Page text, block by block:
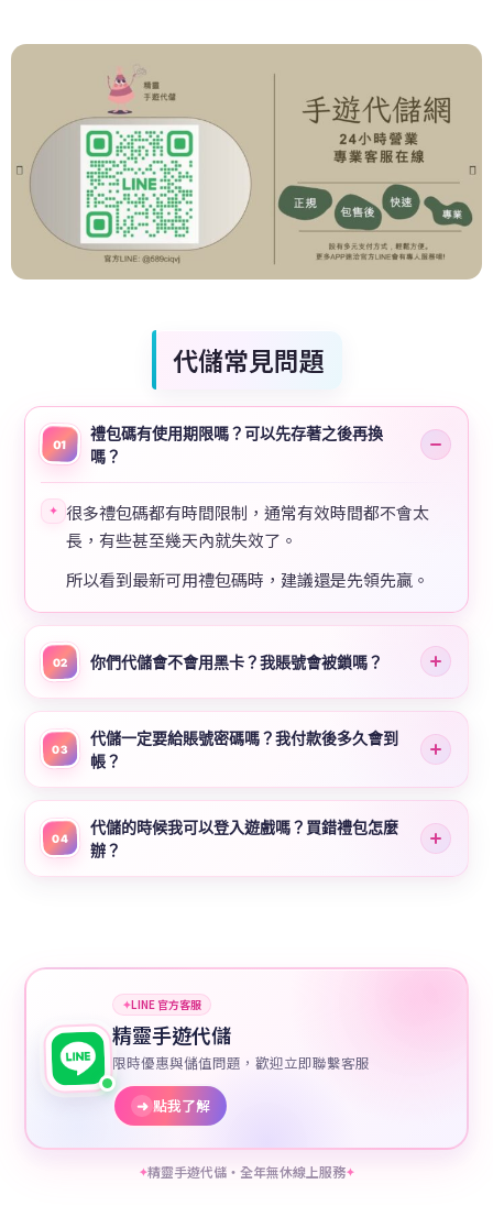
代儲常見問題
01
禮包碼有使用期限嗎？可以先存著之後再換
嗎？
✦ 很多禮包碼都有時間限制，通常有效時間都不會太
長，有些甚至幾天內就失效了。
所以看到最新可用禮包碼時，建議還是先領先贏。
02 你們代儲會不會用黑卡？我賬號會被鎖嗎？
03
代儲一定要給賬號密碼嗎？我付款後多久會到
帳？
04
代儲的時候我可以登入遊戲嗎？買錯禮包怎麼
辦？
✦LINE 官方客服
精靈手遊代儲
限時優惠與儲值問題，歡迎立即聯繫客服
➜ 點我了解
✦精靈手遊代儲・全年無休線上服務✦